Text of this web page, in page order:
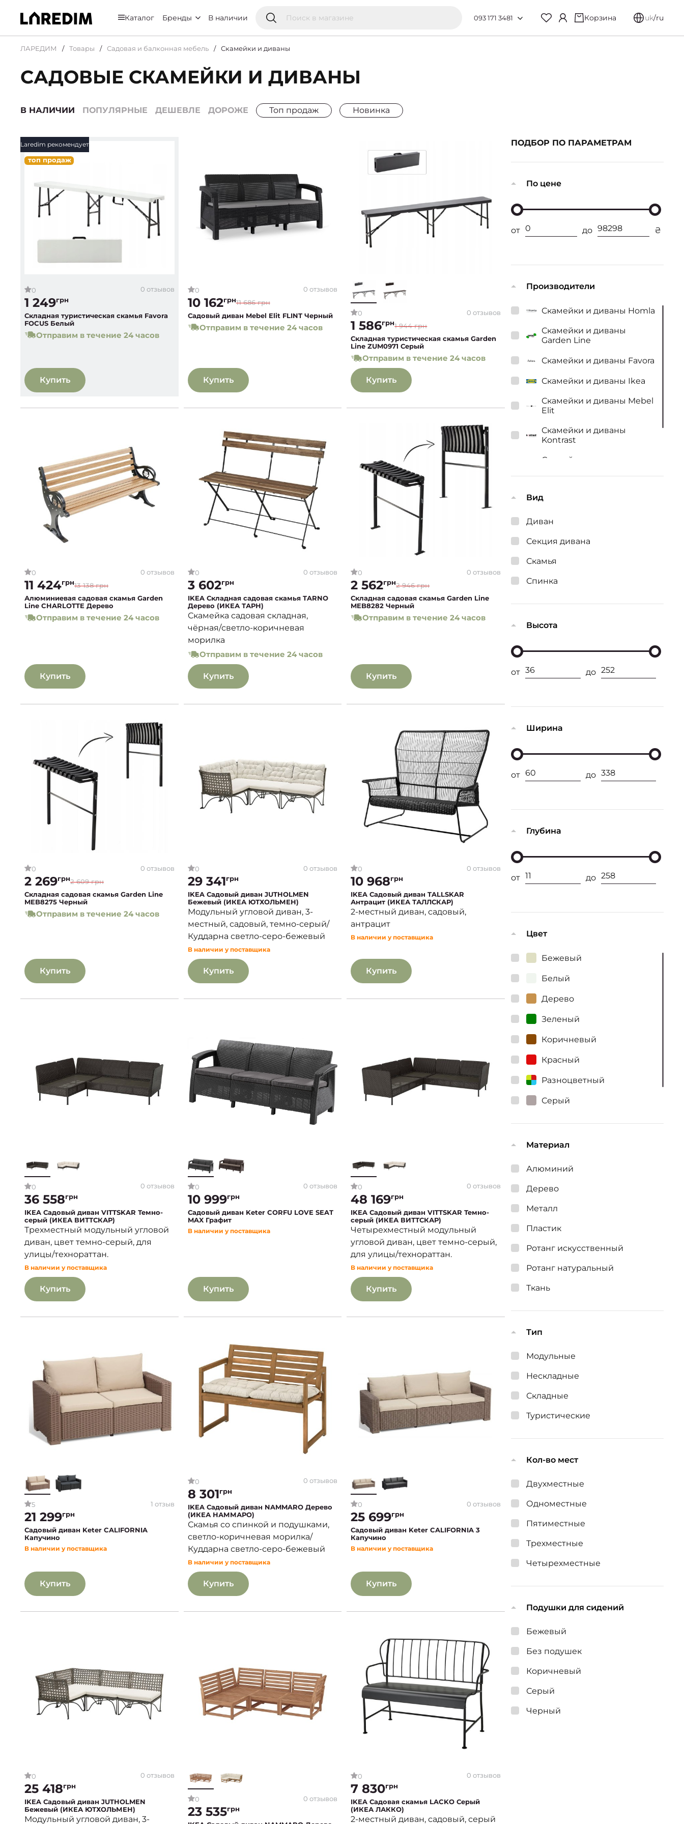
Каталог Бренды В наличии 093 171 3481 Корзина uk/ru
ЛАРЕДИМ Товары Садовая и балконная мебель Скамейки и диваны
САДОВЫЕ СКАМЕЙКИ И ДИВАНЫ
В НАЛИЧИИ ПОПУЛЯРНЫЕ ДЕШЕВЛЕ ДОРОЖЕ Топ продаж Новинка
Laredim рекомендует
топ продаж
0 0 отзывов
1 249грн
Складная туристическая скамья Favora
FOCUS Белый
Отправим в течение 24 часов
Купить
0
0 отзывов
11 686 грн
10 162грн
Садовый диван Mebel Elit FLINT Черный
Отправим в течение 24 часов
Купить
0
0 отзывов
1 944 грн
1 586грн
Складная туристическая скамья Garden
Line ZUM0971 Серый
Отправим в течение 24 часов
Купить
0
0 отзывов
13 138 грн
11 424грн
Алюминиевая садовая скамья Garden
Line CHARLOTTE Дерево
Отправим в течение 24 часов
Купить
0 0 отзывов
3 602грн
IKEA Складная садовая скамья TARNO
Дерево (ИКЕА ТАРН)
Скамейка садовая складная,
чёрная/светло-коричневая
морилка
Отправим в течение 24 часов
Купить
0
0 отзывов
2 946 грн
2 562грн
Складная садовая скамья Garden Line
MEB8282 Черный
Отправим в течение 24 часов
Купить
0
0 отзывов
2 609 грн
2 269грн
Складная садовая скамья Garden Line
MEB8275 Черный
Отправим в течение 24 часов
Купить
0 0 отзывов
29 341грн
IKEA Садовый диван JUTHOLMEN
Бежевый (ИКЕА ЮТХОЛЬМЕН)
Модульный угловой диван, 3-
местный, садовый, темно-серый/
Куддарна светло-серо-бежевый
В наличии у поставщика
Купить
0 0 отзывов
10 968грн
IKEA Садовый диван TALLSKAR
Антрацит (ИКЕА ТАЛЛСКАР)
2-местный диван, садовый,
антрацит
В наличии у поставщика
Купить
0 0 отзывов
36 558грн
IKEA Садовый диван VITTSKAR Темно-
серый (ИКЕА ВИТТСКАР)
Трехместный модульный угловой
диван, цвет темно-серый, для
улицы/технораттан.
В наличии у поставщика
Купить
0 0 отзывов
10 999грн
Садовый диван Keter CORFU LOVE SEAT
MAX Графит
В наличии у поставщика
Купить
0 0 отзывов
48 169грн
IKEA Садовый диван VITTSKAR Темно-
серый (ИКЕА ВИТТСКАР)
Четырехместный модульный
угловой диван, цвет темно-серый,
для улицы/технораттан.
В наличии у поставщика
Купить
5 1 отзыв
21 299грн
Садовый диван Keter CALIFORNIA
Капучино
В наличии у поставщика
Купить
0 0 отзывов
8 301грн
IKEA Садовый диван NAMMARO Дерево
(ИКЕА НАММАРО)
Скамья со спинкой и подушками,
светло-коричневая морилка/
Куддарна светло-серо-бежевый
В наличии у поставщика
Купить
0 0 отзывов
25 699грн
Садовый диван Keter CALIFORNIA 3
Капучино
В наличии у поставщика
Купить
0 0 отзывов
25 418грн
IKEA Садовый диван JUTHOLMEN
Бежевый (ИКЕА ЮТХОЛЬМЕН)
Модульный угловой диван, 3-
0 0 отзывов
23 535грн
0 0 отзывов
7 830грн
IKEA Садовая скамья LACKO Серый
(ИКЕА ЛАККО)
2-местный диван, садовый, серый
ПОДБОР ПО ПАРАМЕТРАМ
По цене
от до ₴
Производители
Скамейки и диваны Homla
Скамейки и диваны
Garden Line
Скамейки и диваны Favora
Скамейки и диваны Ikea
Скамейки и диваны Mebel
Elit
Скамейки и диваны
Kontrast
Скамейки и диваны
Вид
Диван
Секция дивана
Скамья
Спинка
Высота
от до
Ширина
от до
Глубина
от до
Цвет
Бежевый
Белый
Дерево
Зеленый
Коричневый
Красный
Разноцветный
Серый
Материал
Алюминий
Дерево
Металл
Пластик
Ротанг искусственный
Ротанг натуральный
Ткань
Тип
Модульные
Нескладные
Складные
Туристические
Кол-во мест
Двухместные
Одноместные
Пятиместные
Трехместные
Четырехместные
Подушки для сидений
Бежевый
Без подушек
Коричневый
Серый
Черный